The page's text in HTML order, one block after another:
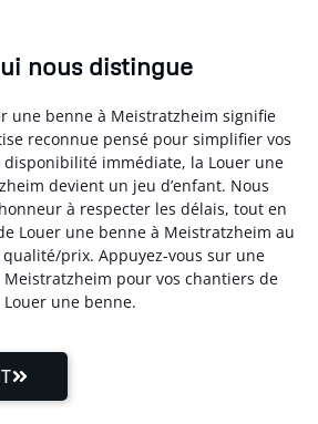
nous distingue
une benne à Meistratzheim signifie
reconnue pensé pour simplifier vos
disponibilité immédiate, la Louer une
devient un jeu d’enfant. Nous
à respecter les délais, tout en
Louer une benne à Meistratzheim au
prix. Appuyez-vous sur une
pour vos chantiers de
Louer une benne.